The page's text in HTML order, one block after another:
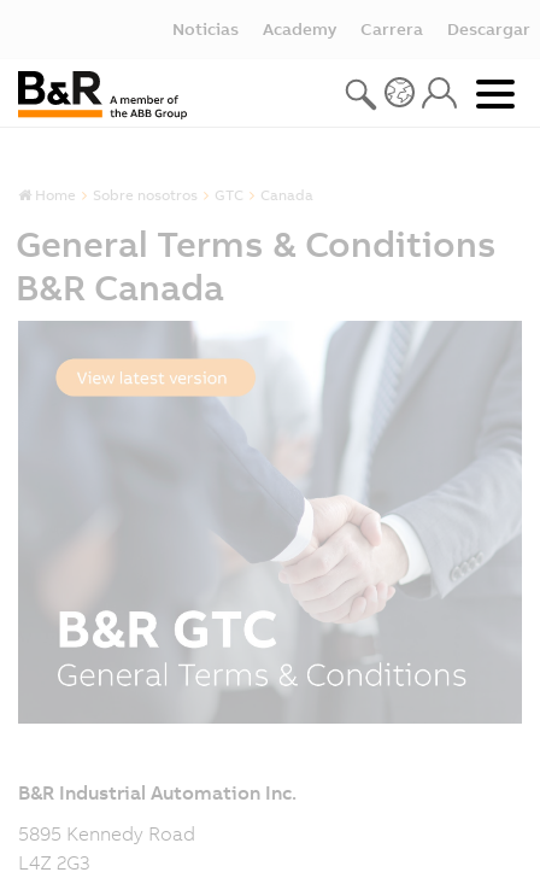
Noticias Academy Carrera Descargar
Home Sobre nosotros GTC Canada
General Terms & Conditions
B&R Canada
B&R Industrial Automation Inc.
5895 Kennedy Road
L4Z 2G3